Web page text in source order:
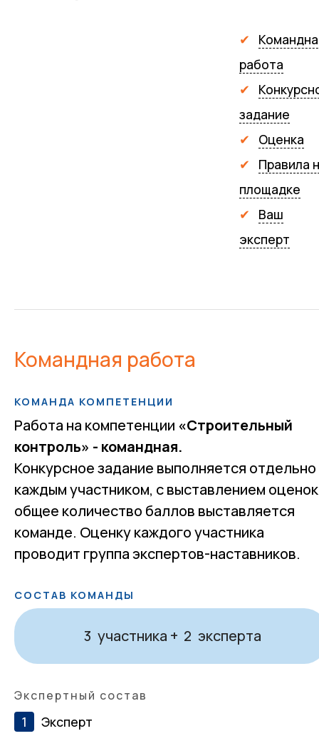
работа
задание
Оценка
Правила
площадке
Ваш
эксперт
Командная работа
КОМАНДА КОМПЕТЕНЦИИ
Работа на компетенции «Строительный
контроль» - командная.
Конкурсное задание выполняется отдельно
каждым участником, с выставлением
общее количество баллов выставляется
команде. Оценку каждого участника
проводит группа экспертов-наставников.
СОСТАВ КОМАНДЫ
3 участника + 2 эксперта
Экспертный состав
Эксперт